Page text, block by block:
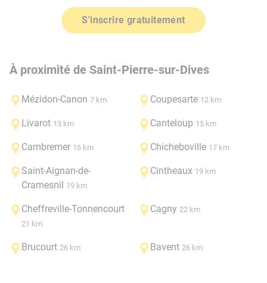
S'inscrire gratuitement
À proximité de Saint-Pierre-sur-Dives
Mézidon-Canon 7 km Coupesarte 12 km
Livarot 13 km Canteloup 15 km
Cambremer 16 km Chicheboville 17 km
Saint-Aignan-de-
Cramesnil 19 km
Cintheaux 19 km
Cheffreville-Tonnencourt
21 km
Cagny 22 km
Brucourt 26 km Bavent 26 km